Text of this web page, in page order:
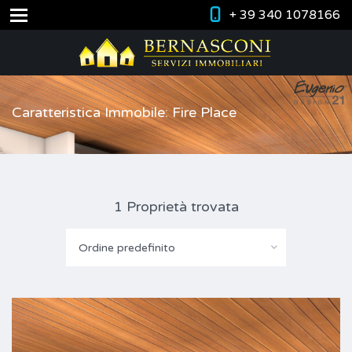
+ 39 340 1078166
Caratteristica Immobile: Fire Place
1 Proprietà trovata
Ordine predefinito